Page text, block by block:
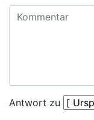
Antwort zu